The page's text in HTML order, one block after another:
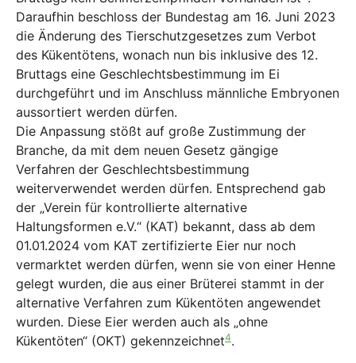
Daraufhin beschloss der Bundestag am 16. Juni 2023
die Änderung des Tierschutzgesetzes zum Verbot
des Kükentötens, wonach nun bis inklusive des 12.
Bruttags eine Geschlechtsbestimmung im Ei
durchgeführt und im Anschluss männliche Embryonen
aussortiert werden dürfen.
Die Anpassung stößt auf große Zustimmung der
Branche, da mit dem neuen Gesetz gängige
Verfahren der Geschlechtsbestimmung
weiterverwendet werden dürfen. Entsprechend gab
der „Verein für kontrollierte alternative
Haltungsformen e.V.“ (KAT) bekannt, dass ab dem
01.01.2024 vom KAT zertifizierte Eier nur noch
vermarktet werden dürfen, wenn sie von einer Henne
gelegt wurden, die aus einer Brüterei stammt in der
alternative Verfahren zum Kükentöten angewendet
wurden. Diese Eier werden auch als „ohne
Kükentöten“ (OKT) gekennzeichnet4.